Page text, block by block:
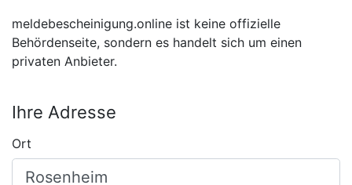
meldebescheinigung.online ist keine offizielle
Behördenseite, sondern es handelt sich um einen
privaten Anbieter.
Ihre Adresse
Ort